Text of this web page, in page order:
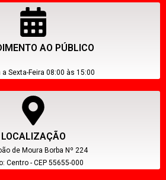
AO PÚBLICO
a Sexta-Feira 08:00 às 15:00
LOCALIZAÇÃO
de Moura Borba Nº 224
Centro - CEP 55655-000